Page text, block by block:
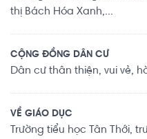
thị Bách Hóa Xanh,...
CỘNG ĐỒNG DÂN CƯ
Dân cư thân thiện, vui vẻ,
VỀ GIÁO DỤC
Trường tiểu học Tân Thới,